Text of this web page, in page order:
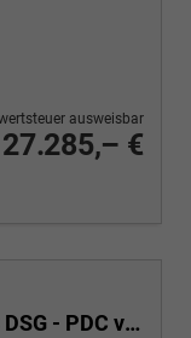
27.285,– €
ausweisbar
Limited Edition 1,0 TSI 116 PS DSG - PDC vorne/hinten-Rückfahrkamera-AppleCarPlay/AndroidAuto-2 Zonen Klimaautomatik-USB C-ACC inkl. TravelAssist-LED-Keyless Go-Sofort